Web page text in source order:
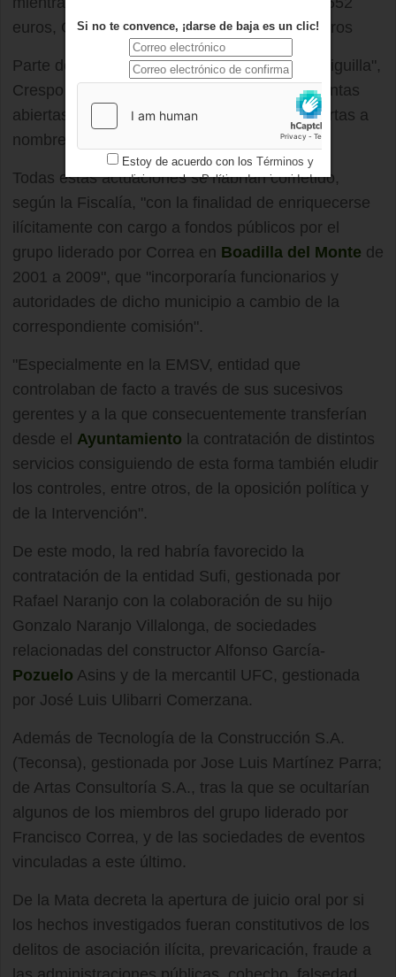
euros, Crespo 593.000 y Galeote 557.609 euros
Parte de los fondos percibidos por "El Albondiguilla",
Crespo y Martín Morales se ocultaron en cuentas
abiertas en sucursales bancarias suizas abiertas a
nombre de sociedades panameñas.
Todas estas actuaciones se habrían cometido,
según la Fiscalía, "con la finalidad de enriquecerse
ilícitamente con cargo a fondos públicos por el
grupo liderado por Correa en Boadilla del Monte de
2001 a 2009", que "incorporaría funcionarios y
autoridades de dicho municipio a cambio de la
correspondiente comisión".
"Especialmente en la EMSV, entidad que
controlaban de facto a través de sus sucesivos
gerentes y a la que consecuentemente transferían
desde el Ayuntamiento la contratación de distintos
servicios consiguiendo de esta forma también eludir
los controles, entre otros, de la oposición política y
de la Intervención".
De este modo, la red habría favorecido la
contratación de la entidad Sufi, gestionada por
Rafael Naranjo con la colaboración de su hijo
Gonzalo Naranjo Villalonga, de sociedades
relacionadas del constructor Alfonso García-
Pozuelo Asins y de la mercantil UFC, gestionada
por José Luis Ulibarri Comerzana.
Además de Tecnología de la Construcción S.A.
(Teconsa), gestionada por Jose Luis Martínez Parra;
de Artas Consultoría S.A., tras la que se ocultarían
algunos de los miembros del grupo liderado por
Francisco Correa, y de las sociedades de eventos
vinculadas a este último.
De la Mata decreta la apertura de juicio oral por si
los hechos investigados fueran constitutivos de los
delitos de asociación ilícita, prevaricación, fraude a
Si no te convence, ¡darse de baja es un clic!
Estoy de acuerdo con los Términos y
condicionesy losPolítica de privacidad